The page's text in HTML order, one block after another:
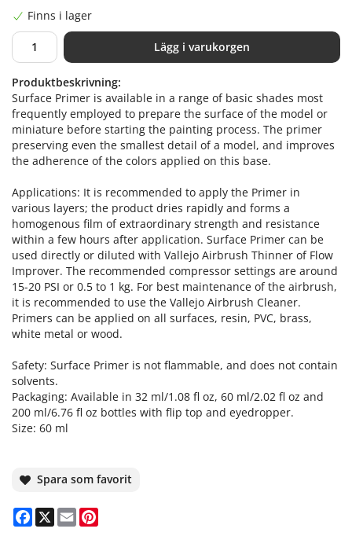
Finns i lager
Lägg i varukorgen
Produktbeskrivning:
Surface Primer is available in a range of basic shades most
frequently employed to prepare the surface of the model or
miniature before starting the painting process. The primer
preserving even the smallest detail of a model, and improves
the adherence of the colors applied on this base.
Applications: It is recommended to apply the Primer in
various layers; the product dries rapidly and forms a
homogenous film of extraordinary strength and resistance
within a few hours after application. Surface Primer can be
used directly or diluted with Vallejo Airbrush Thinner of Flow
Improver. The recommended compressor settings are around
15-20 PSI or 0.5 to 1 kg. For best maintenance of the airbrush,
it is recommended to use the Vallejo Airbrush Cleaner.
Primers can be applied on all surfaces, resin, PVC, brass,
white metal or wood.
Safety: Surface Primer is not flammable, and does not contain
solvents.
Packaging: Available in 32 ml/1.08 fl oz, 60 ml/2.02 fl oz and
200 ml/6.76 fl oz bottles with flip top and eyedropper.
Size: 60 ml
Spara som favorit
Facebook
X Email